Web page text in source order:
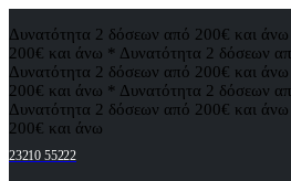
Δυνατότητα 2 δόσεων από 200€ και
200€ και άνω * Δυνατότητα 2 δόσεων
Δυνατότητα 2 δόσεων από 200€ και άνω
200€ και άνω * Δυνατότητα 2 δόσεων
Δυνατότητα 2 δόσεων από 200€ και
200€ και άνω
23210 55222